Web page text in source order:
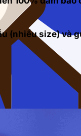
(nhiều size) và